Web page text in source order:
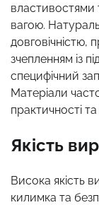
властивостями
вагою.
довговічністю,
зчепленням із
специфічний
Матеріали
практичності
Якість
Висока якість
килимка та